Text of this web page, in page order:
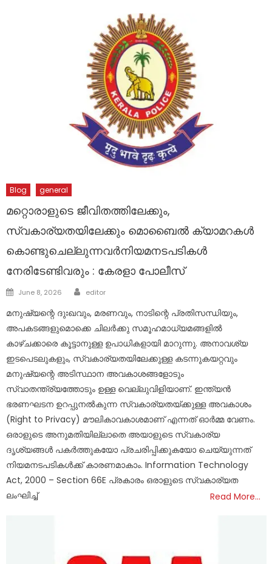
Blog general
മറ്റൊരാളുടെ ജീവിതത്തിലേക്കും,
സ്വകാര്യതയിലേക്കും മൊബൈൽ ക്യാമറകൾ
കൊണ്ടുചെല്ലുന്നവർനിയമനടപടികൾ
നേരിടേണ്ടിവരും : കേരളാ പോലീസ്
Posted
June 8, 2026 Author
editor
മനുഷ്യന്റെ ദുഃഖവും, മരണവും, നാടിന്റെ പ്രതിസന്ധിയും,
അപകടങ്ങളുമൊക്കെ ചിലർക്കു സമൂഹമാധ്യമങ്ങളിൽ
കാഴ്ചക്കാരെ കൂട്ടാനുള്ള ഉപാധികളായി മാറുന്നു. അനാവശ്യ
ഇടപെടലുകളും, സ്വകാര്യതയിലേക്കുള്ള കടന്നുകയറ്റവും
മനുഷ്യന്റെ അടിസ്ഥാന അവകാശങ്ങളോടും
സ്വാതന്ത്ര്യത്തോടും ഉള്ള വെല്ലുവിളിയാണ്. ഇന്ത്യൻ
ഭരണഘടന ഉറപ്പുനൽകുന്ന സ്വകാര്യതയ്ക്കുള്ള അവകാശം
(Right to Privacy) മൗലികാവകാശമാണ് എന്നത് ഓർമ്മ വേണം.
ഒരാളുടെ അനുമതിയില്ലാതെ അയാളുടെ സ്വകാര്യ
ദൃശ്യങ്ങൾ പകർത്തുകയോ പ്രചരിപ്പിക്കുകയോ ചെയ്യുന്നത്
നിയമനടപടികൾക്ക് കാരണമാകാം. Information Technology
Act, 2000 – Section 66E പ്രകാരം ഒരാളുടെ സ്വകാര്യത
ലംഘിച്ച്
Read More…